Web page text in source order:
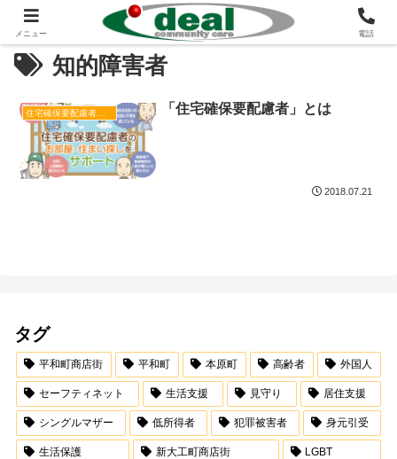
知的障害者
住宅確保要配慮者居住支援 「住宅確保要配慮者」とは
2018.07.21
タグ
平和町商店街 平和町 本原町 高齢者 外国人
セーフティネット 生活支援 見守り 居住支援
シングルマザー 低所得者 犯罪被害者 身元引受
生活保護 新大工町商店街 LGBT
メニュー 電話